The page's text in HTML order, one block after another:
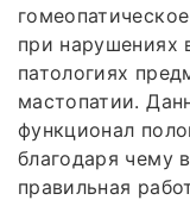
при нарушениях
патологиях
мастопатии.
функционал
благодаря чему
правильная